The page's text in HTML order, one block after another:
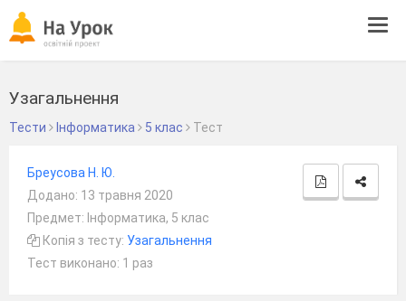
Узагальнення
Тести Інформатика 5 клас Тест
Бреусова Н. Ю.
Додано: 13 травня 2020
Предмет: Інформатика, 5 клас
Копія з тесту: Узагальнення
Тест виконано: 1 раз